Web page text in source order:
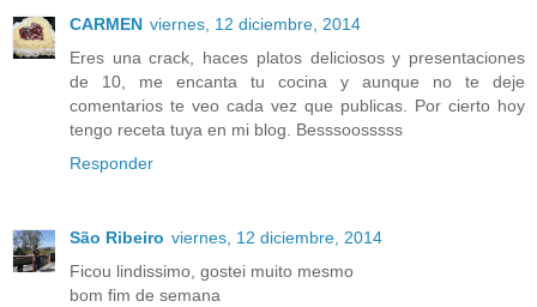
CARMEN viernes, 12 diciembre, 2014
Eres una crack, haces platos deliciosos y presentaciones
de 10, me encanta tu cocina y aunque no te deje
comentarios te veo cada vez que publicas. Por cierto hoy
tengo receta tuya en mi blog. Besssoosssss
Responder
São Ribeiro viernes, 12 diciembre, 2014
Ficou lindissimo, gostei muito mesmo
bom fim de semana